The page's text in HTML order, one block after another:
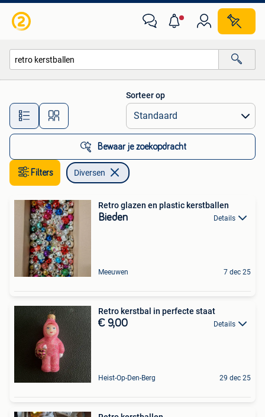
Alle afstanden…
Sorteer op
Bewaar je zoekopdracht
Filters Diversen
Retro glazen en plastic kerstballen
Bieden Details
Meeuwen 7 dec 25
Retro kerstbal in perfecte staat
€ 9,00 Details
Heist-Op-Den-Berg 29 dec 25